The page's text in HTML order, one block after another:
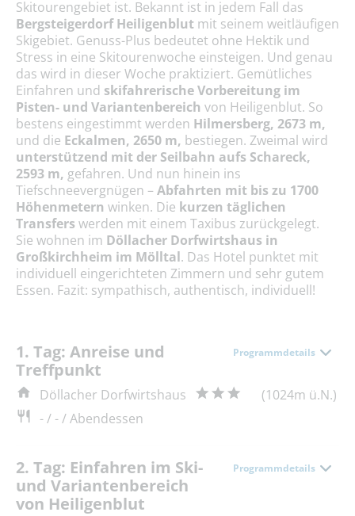
Skitourengebiet ist. Bekannt ist in jedem Fall das
Bergsteigerdorf Heiligenblut mit seinem weitläufigen
Skigebiet. Genuss-Plus bedeutet ohne Hektik und
Stress in eine Skitourenwoche einsteigen. Und genau
das wird in dieser Woche praktiziert. Gemütliches
Einfahren und skifahrerische Vorbereitung im
Pisten- und Variantenbereich von Heiligenblut. So
bestens eingestimmt werden Hilmersberg, 2673 m,
und die Eckalmen, 2650 m, bestiegen. Zweimal wird
unterstützend mit der Seilbahn aufs Schareck,
2593 m, gefahren. Und nun hinein ins
Tiefschneevergnügen – Abfahrten mit bis zu 1700
Höhenmetern winken. Die kurzen täglichen
Transfers werden mit einem Taxibus zurückgelegt.
Sie wohnen im Döllacher Dorfwirtshaus in
Großkirchheim im Mölltal. Das Hotel punktet mit
individuell eingerichteten Zimmern und sehr gutem
Essen. Fazit: sympathisch, authentisch, individuell!
1. Tag: Anreise und
Treffpunkt
Programmdetails
Döllacher Dorfwirtshaus
(1024m ü.N.)
- / - / Abendessen
2. Tag: Einfahren im Ski-
und Variantenbereich
von Heiligenblut
Programmdetails